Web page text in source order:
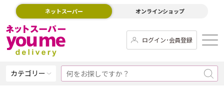
ネットスーパー オンラインショップ
ログイン･会員登録
カテゴリー